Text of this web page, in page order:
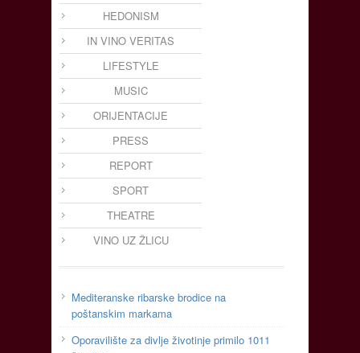
HEDONISM
IN VINO VERITAS
LIFESTYLE
MUSIC
ORIJENTACIJE
PRESS
REPORT
SPORT
THEATRE
VINO UZ ŽLICU
Mediteranske ribarske brodice na
poštanskim markama
Oporavilište za divlje životinje primilo 1011